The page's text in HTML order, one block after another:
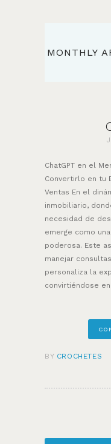
MONTHLY
ChatGPT en el
Convertirlo en tu
Ventas En el
inmobiliario,
necesidad de
emerge como
poderosa. Este
manejar
personaliza la
convirtiéndose
BY CROCHETES